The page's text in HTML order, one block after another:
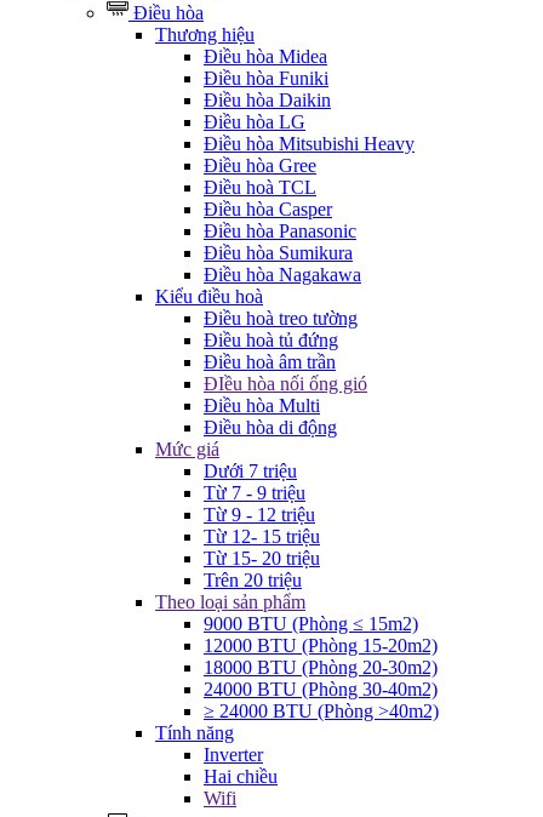
Điều hòa
Thương hiệu
Điều hòa Midea
Điều hòa Funiki
Điều hòa Daikin
Điều hòa LG
Điều hòa Mitsubishi Heavy
Điều hòa Gree
Điều hoà TCL
Điều hòa Casper
Điều hòa Panasonic
Điều hòa Sumikura
Điều hòa Nagakawa
Kiểu điều hoà
Điều hoà treo tường
Điều hoà tủ đứng
Điều hoà âm trần
ĐIều hòa nối ống gió
Điều hòa Multi
Điều hòa di động
Mức giá
Dưới 7 triệu
Từ 7 - 9 triệu
Từ 9 - 12 triệu
Từ 12- 15 triệu
Từ 15- 20 triệu
Trên 20 triệu
Theo loại sản phẩm
9000 BTU (Phòng ≤ 15m2)
12000 BTU (Phòng 15-20m2)
18000 BTU (Phòng 20-30m2)
24000 BTU (Phòng 30-40m2)
≥ 24000 BTU (Phòng >40m2)
Tính năng
Inverter
Hai chiều
Wifi